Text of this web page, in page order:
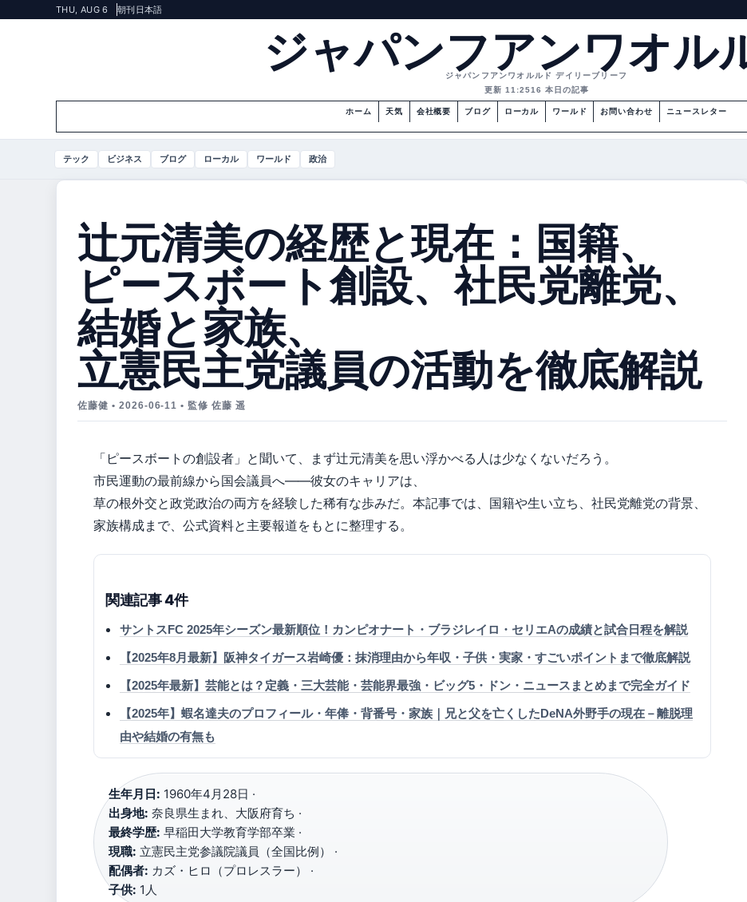
THU, AUG 6 朝刊 日本語
ジャパンフアンワオル
ジャパンフアンワオルルド デイリーブリーフ
更新 11:2516 本日の記事
ホーム 天気 会社概要 ブログ ローカル ワールド お問い合わせ ニュースレター
テック ビジネス ブログ ローカル ワールド 政治
辻元清美の経歴と現在：国籍、
ピースボート創設、社民党離党、
結婚と家族、
立憲民主党議員の活動を徹底解説
佐藤健 • 2026-06-11 • 監修 佐藤 遥
「ピースボートの創設者」と聞いて、まず辻元清美を思い浮かべる人は少なくないだろう。
市民運動の最前線から国会議員へ——彼女のキャリアは、
草の根外交と政党政治の両方を経験した稀有な歩みだ。本記事では、国籍や生い立ち、社民党離党の背景、
家族構成まで、公式資料と主要報道をもとに整理する。
関連記事 4件
サントスFC 2025年シーズン最新順位！カンピオナート・ブラジレイロ・セリエAの成績と試合日程を解説
【2025年8月最新】阪神タイガース岩崎優：抹消理由から年収・子供・実家・すごいポイントまで徹底解説
【2025年最新】芸能とは？定義・三大芸能・芸能界最強・ビッグ5・ドン・ニュースまとめまで完全ガイド
【2025年】蝦名達夫のプロフィール・年俸・背番号・家族｜兄と父を亡くしたDeNA外野手の現在－離脱理
由や結婚の有無も
生年月日: 1960年4月28日 ·
出身地: 奈良県生まれ、大阪府育ち ·
最終学歴: 早稲田大学教育学部卒業 ·
現職: 立憲民主党参議院議員（全国比例） ·
配偶者: カズ・ヒロ（プロレスラー） ·
子供: 1人